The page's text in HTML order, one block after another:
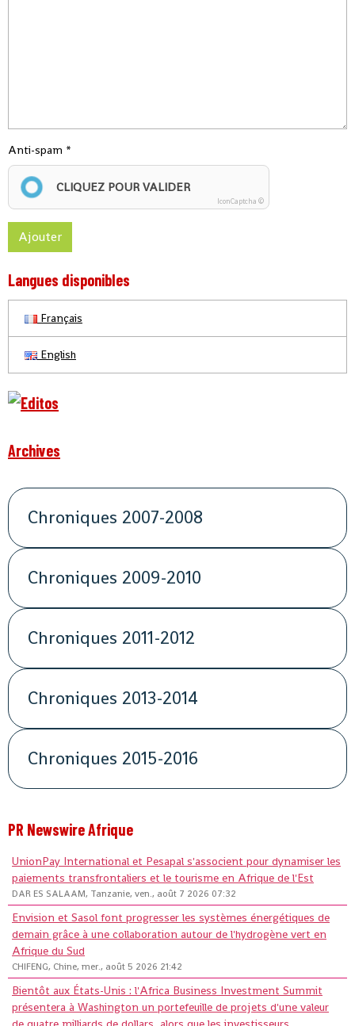
Anti-spam
CLIQUEZ POUR VALIDER
IconCaptcha ©
Ajouter
Langues disponibles
Français
English
Archives
Chroniques 2007-2008
Chroniques 2009-2010
Chroniques 2011-2012
Chroniques 2013-2014
Chroniques 2015-2016
PR Newswire Afrique
UnionPay International et Pesapal s'associent pour dynamiser les
paiements transfrontaliers et le tourisme en Afrique de l'Est
DAR ES SALAAM, Tanzanie, ven., août 7 2026 07:32
Envision et Sasol font progresser les systèmes énergétiques de
demain grâce à une collaboration autour de l'hydrogène vert en
Afrique du Sud
CHIFENG, Chine, mer., août 5 2026 21:42
Bientôt aux États-Unis : l'Africa Business Investment Summit
présentera à Washington un portefeuille de projets d'une valeur